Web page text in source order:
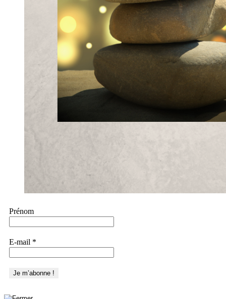
Prénom
E-mail *